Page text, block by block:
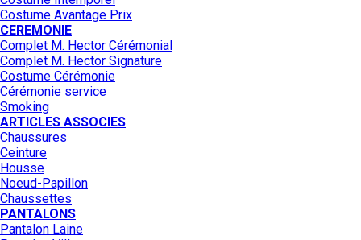
Costume Avantage Prix
CEREMONIE
Complet M. Hector Cérémonial
Complet M. Hector Signature
Costume Cérémonie
Cérémonie service
Smoking
ARTICLES ASSOCIES
Chaussures
Ceinture
Housse
Noeud-Papillon
Chaussettes
PANTALONS
Pantalon Laine